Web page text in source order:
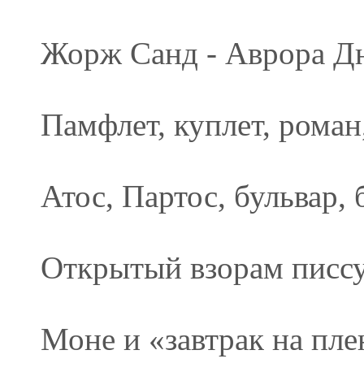
Жорж Санд - Аврора
Памфлет, куплет,
Атос, Партос, бульвар,
Открытый взорам
Моне и «завтрак на